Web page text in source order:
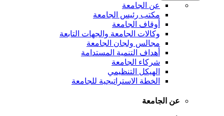
عن الجامعة
مكتب رئيس الجامعة
أوقاف الجامعة
وكالات الجامعة والجهات التابعة
مجالس ولجان الجامعة
أهداف التنمية المستدامة
شركاء الجامعة
الهيكل التنظيمي
الخطة الاستراتيجية للجامعة
عن الجامعة